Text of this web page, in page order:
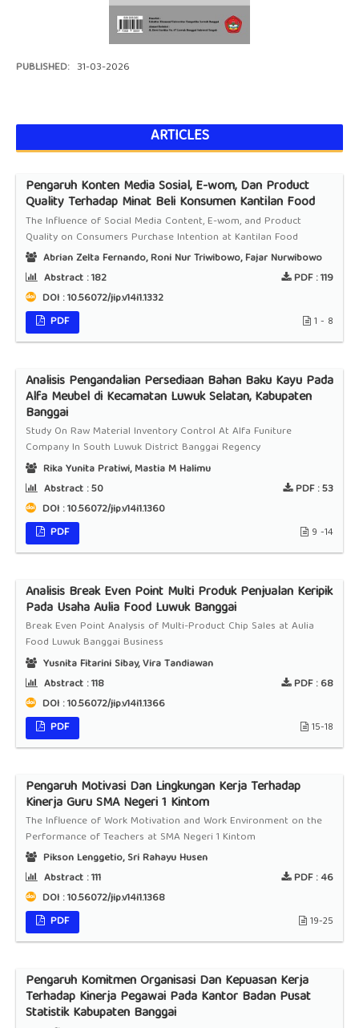
PUBLISHED: 31-03-2026
ARTICLES
Pengaruh Konten Media Sosial, E-wom, Dan Product
Quality Terhadap Minat Beli Konsumen Kantilan Food
The Influence of Social Media Content, E-wom, and Product
Quality on Consumers Purchase Intention at Kantilan Food
Abrian Zelta Fernando, Roni Nur Triwibowo, Fajar Nurwibowo
Abstract :182 PDF :119
DOI : 10.56072/jip.v14i1.1332
PDF
1 - 8
Analisis Pengandalian Persediaan Bahan Baku Kayu Pada
Alfa Meubel di Kecamatan Luwuk Selatan, Kabupaten
Banggai
Study On Raw Material Inventory Control At Alfa Funiture
Company In South Luwuk District Banggai Regency
Rika Yunita Pratiwi, Mastia M Halimu
Abstract :50 PDF :53
DOI : 10.56072/jip.v14i1.1360
PDF
9 -14
Analisis Break Even Point Multi Produk Penjualan Keripik
Pada Usaha Aulia Food Luwuk Banggai
Break Even Point Analysis of Multi-Product Chip Sales at Aulia
Food Luwuk Banggai Business
Yusnita Fitarini Sibay, Vira Tandiawan
Abstract :118 PDF :68
DOI : 10.56072/jip.v14i1.1366
PDF
15-18
Pengaruh Motivasi Dan Lingkungan Kerja Terhadap
Kinerja Guru SMA Negeri 1 Kintom
The Influence of Work Motivation and Work Environment on the
Performance of Teachers at SMA Negeri 1 Kintom
Pikson Lenggetio, Sri Rahayu Husen
Abstract :111 PDF :46
DOI : 10.56072/jip.v14i1.1368
PDF
19-25
Pengaruh Komitmen Organisasi Dan Kepuasan Kerja
Terhadap Kinerja Pegawai Pada Kantor Badan Pusat
Statistik Kabupaten Banggai